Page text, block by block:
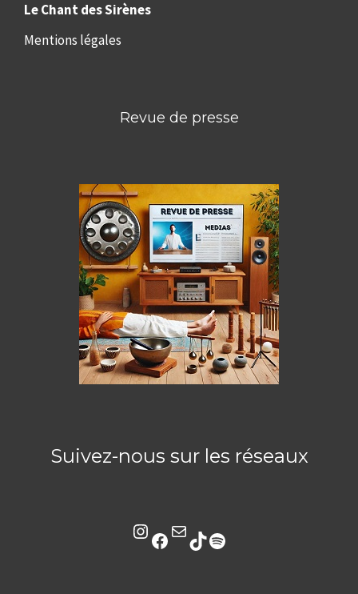
Le Chant des Sirènes
Mentions légales
Revue de presse
Suivez-nous sur les réseaux